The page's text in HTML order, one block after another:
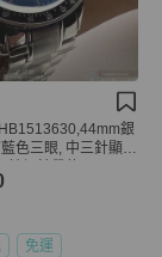
銀
色三眼, 中三針顯
免運